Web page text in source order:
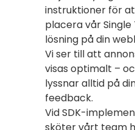
instruktioner för
placera vår
lösning på din
Vi ser till att
visas optimalt –
lyssnar alltid på
feedback.
Vid SDK-
sköter vårt team